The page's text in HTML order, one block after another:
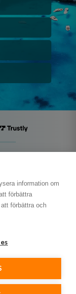
information om
förbättra
förbättra och
Google